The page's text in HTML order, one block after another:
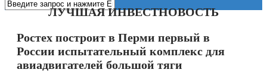
ЛУЧШАЯ ИНВЕСТНОВОСТЬ
Ростех построит в Перми первый в
России испытательный комплекс для
авиадвигателей большой тяги